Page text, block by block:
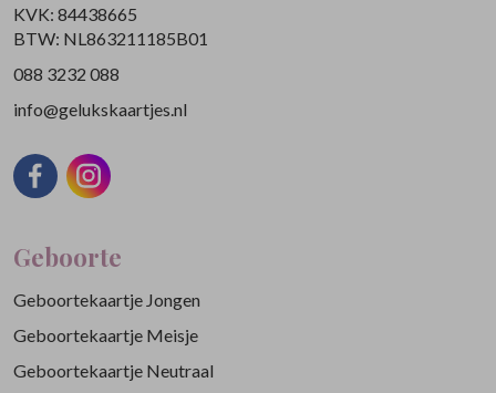
KVK: 84438665
BTW: NL863211185B01
088 3232 088
info@gelukskaartjes.nl
Geboorte
Geboortekaartje Jongen
Geboortekaartje Meisje
Geboortekaartje Neutraal